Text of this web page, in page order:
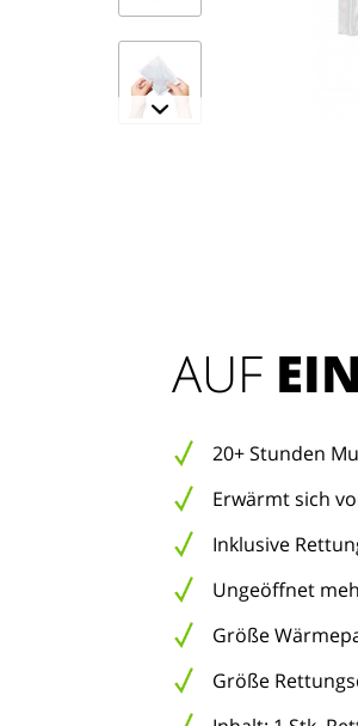
AUF
20+ Stunden
Erwärmt sich
Inklusive
Ungeöffnet
Größe
Größe